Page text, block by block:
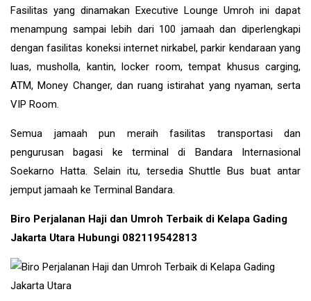
Fasilitas yang dinamakan Executive Lounge Umroh ini dapat
menampung sampai lebih dari 100 jamaah dan diperlengkapi
dengan fasilitas koneksi internet nirkabel, parkir kendaraan yang
luas, musholla, kantin, locker room, tempat khusus carging,
ATM, Money Changer, dan ruang istirahat yang nyaman, serta
VIP Room.
Semua jamaah pun meraih fasilitas transportasi dan
pengurusan bagasi ke terminal di Bandara Internasional
Soekarno Hatta. Selain itu, tersedia Shuttle Bus buat antar
jemput jamaah ke Terminal Bandara.
Biro Perjalanan Haji dan Umroh Terbaik di Kelapa Gading
Jakarta Utara Hubungi 082119542813